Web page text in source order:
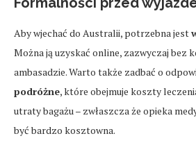
Aby wjechać do Australii, potrzebna jest
Można ją uzyskać online, zazwyczaj bez
ambasadzie. Warto także zadbać o
podróżne, które obejmuje koszty
utraty bagażu – zwłaszcza że opieka
być bardzo kosztowna.